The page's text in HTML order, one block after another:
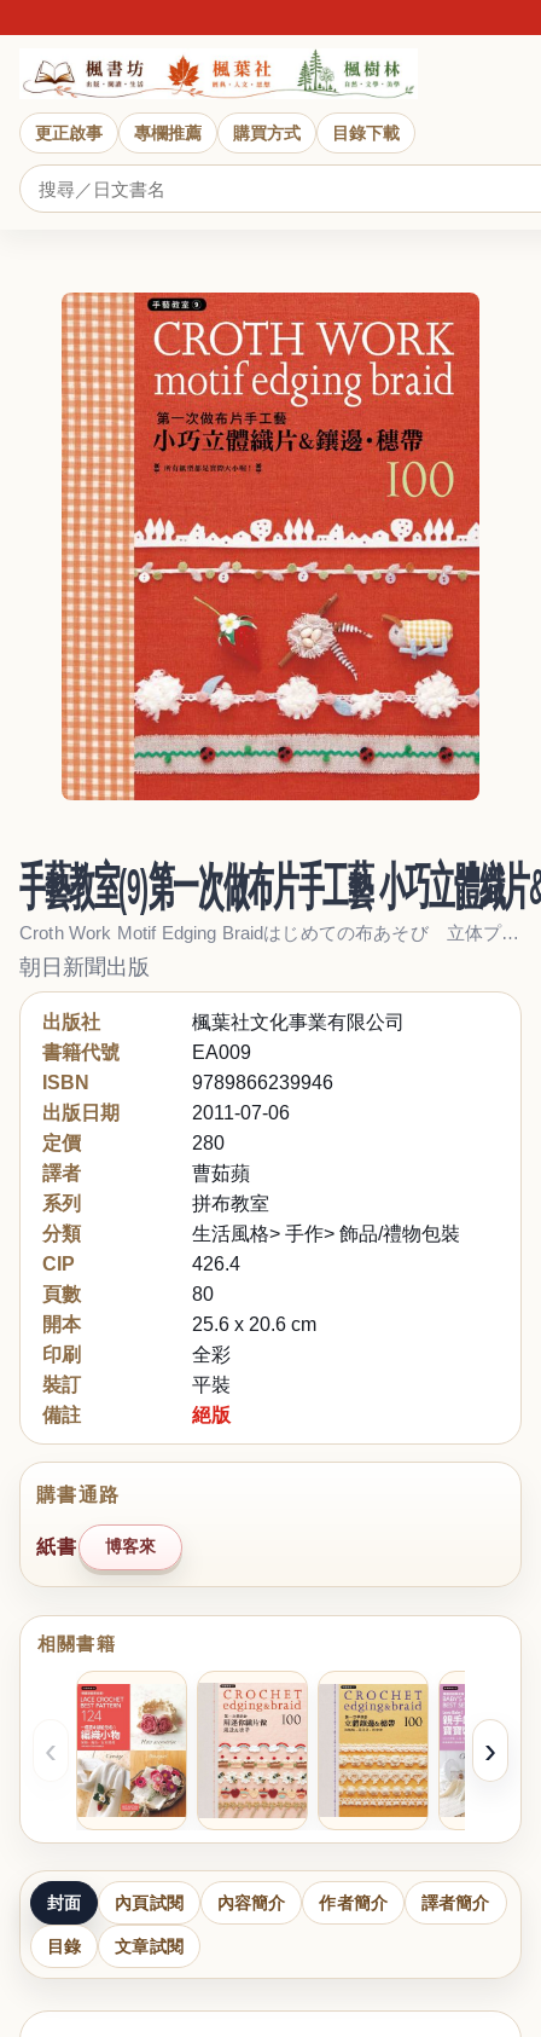
更正啟事 專欄推薦 購買方式 目錄下載
手藝教室(9)第一次做布片手工藝 小巧立體織
Croth Work Motif Edging Braidはじめての布あそび 立体プチモチーフ&エジング．ブレード 100
朝日新聞出版
出版社
楓葉社文化事業有限公司
書籍代號
EA009
ISBN
9789866239946
出版日期
2011-07-06
定價
280
譯者
曹茹蘋
系列
拼布教室
分類
生活風格> 手作> 飾品/禮物包裝
CIP
426.4
頁數
80
開本
25.6 x 20.6 cm
印刷
全彩
裝訂
平裝
備註
絕版
購書通路
紙書 博客來
相關書籍
‹ ›
封面 內頁試閱 內容簡介 作者簡介 譯者簡介
目錄 文章試閱